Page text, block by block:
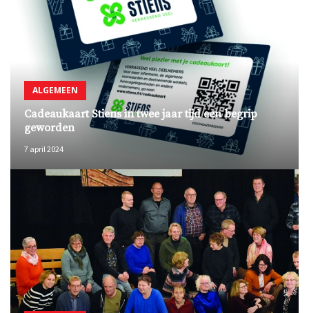
ALGEMEEN
Cadeaukaart Stiens in twee jaar tijd een begrip
geworden
7 april 2024